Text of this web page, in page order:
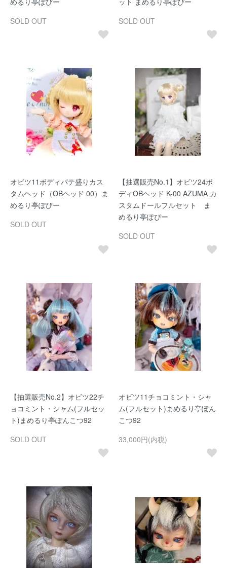
SOLD OUT
SOLD OUT
オビツ11ボディパテ盛りカス
タムヘッド（OBヘッド 00）ま
めるり亭ぽぴー
SOLD OUT
【抽選販売No.1】オビツ24ボ
ディOBヘッド K-00 AZUMA カ
スタムドールフルセット ま
めるり亭ぽぴー
SOLD OUT
【抽選販売No.2】オビツ22チ
ョコミント・シャム(フルセッ
ト)まめるり亭ぽんこつ92
SOLD OUT
オビツ11チョコミント・シャ
ム(フルセット)まめるり亭ぽん
こつ92
33,000円(内税)